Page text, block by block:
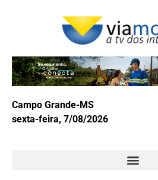
Campo Grande-MS
sexta-feira, 7/08/2026